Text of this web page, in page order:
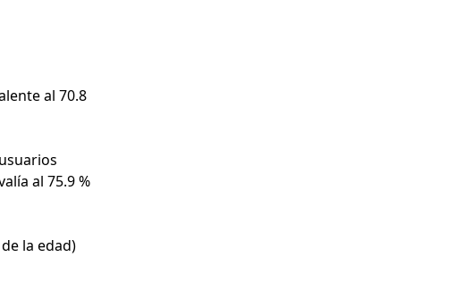
al 70.8
al 75.9 %
la edad)